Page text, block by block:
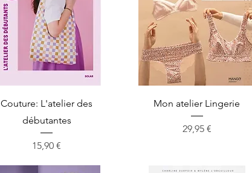
Aperçu rapide
Couture: L'atelier des
débutantes
Prix
15,90 €
Aperçu rapide
Mon atelier Lingerie
Prix
29,95 €